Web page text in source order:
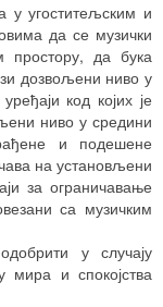
у угоститељским и
да се музички
простору, да бука
дозвољени ниво у
код којих је
ниво у средини
и подешене
на установљени
за ограничавање
са музичким
у случају
мира и спокојства